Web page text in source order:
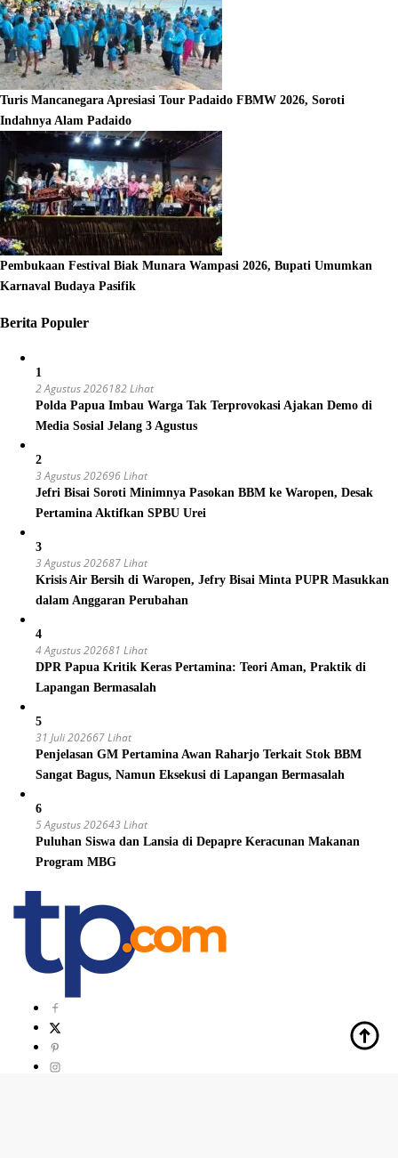
Turis Mancanegara Apresiasi Tour Padaido FBMW 2026, Soroti
Indahnya Alam Padaido
Pembukaan Festival Biak Munara Wampasi 2026, Bupati Umumkan
Karnaval Budaya Pasifik
Berita Populer
1
2 Agustus 2026182 Lihat
Polda Papua Imbau Warga Tak Terprovokasi Ajakan Demo di
Media Sosial Jelang 3 Agustus
2
3 Agustus 202696 Lihat
Jefri Bisai Soroti Minimnya Pasokan BBM ke Waropen, Desak
Pertamina Aktifkan SPBU Urei
3
3 Agustus 202687 Lihat
Krisis Air Bersih di Waropen, Jefry Bisai Minta PUPR Masukkan
dalam Anggaran Perubahan
4
4 Agustus 202681 Lihat
DPR Papua Kritik Keras Pertamina: Teori Aman, Praktik di
Lapangan Bermasalah
5
31 Juli 202667 Lihat
Penjelasan GM Pertamina Awan Raharjo Terkait Stok BBM
Sangat Bagus, Namun Eksekusi di Lapangan Bermasalah
6
5 Agustus 202643 Lihat
Puluhan Siswa dan Lansia di Depapre Keracunan Makanan
Program MBG